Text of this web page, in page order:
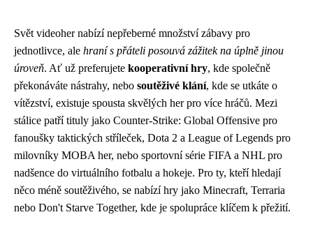
Svět videoher nabízí nepřeberné množství zábavy pro
jednotlivce, ale hraní s přáteli posouvá zážitek na úplně jinou
úroveň. Ať už preferujete kooperativní hry, kde společně
překonáváte nástrahy, nebo soutěživé klání, kde se utkáte o
vítězství, existuje spousta skvělých her pro více hráčů. Mezi
stálice patří tituly jako Counter-Strike: Global Offensive pro
fanoušky taktických stříleček, Dota 2 a League of Legends pro
milovníky MOBA her, nebo sportovní série FIFA a NHL pro
nadšence do virtuálního fotbalu a hokeje. Pro ty, kteří hledají
něco méně soutěživého, se nabízí hry jako Minecraft, Terraria
nebo Don't Starve Together, kde je spolupráce klíčem k přežití.